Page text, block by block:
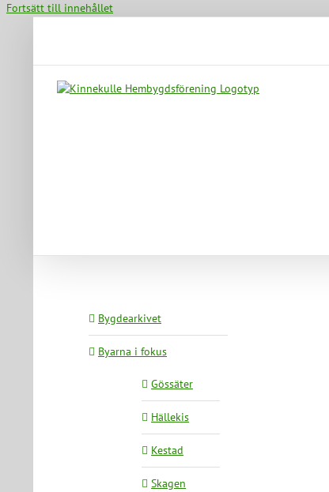
Fortsätt till innehållet
Bygdearkivet
Byarna i fokus
Gössäter
Hällekis
Kestad
Skagen